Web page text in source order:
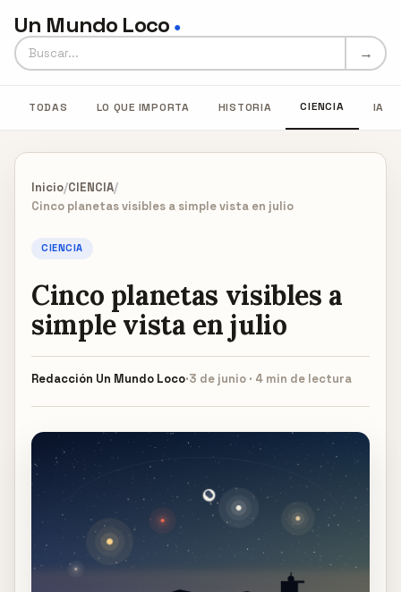
Un Mundo Loco ●
Buscar en Un Mundo Loco →
TODAS LO QUE IMPORTA HISTORIA CIENCIA IA
Inicio/CIENCIA/
Cinco planetas visibles a simple vista en julio
CIENCIA
Cinco planetas visibles a
simple vista en julio
Redacción Un Mundo Loco·3 de junio · 4 min de lectura